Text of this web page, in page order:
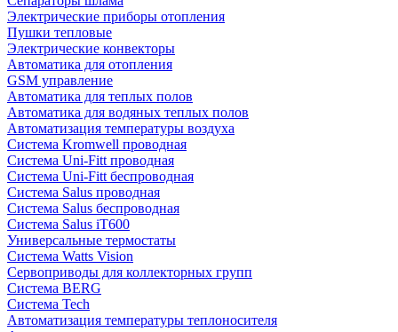
Электрические приборы отопления
Пушки тепловые
Электрические конвекторы
Автоматика для отопления
GSM управление
Автоматика для теплых полов
Автоматика для водяных теплых полов
Автоматизация температуры воздуха
Система Kromwell проводная
Система Uni-Fitt проводная
Система Uni-Fitt беспроводная
Система Salus проводная
Система Salus беспроводная
Система Salus iT600
Универсальные термостаты
Система Watts Vision
Сервоприводы для коллекторных групп
Система BERG
Система Tech
Автоматизация температуры теплоносителя